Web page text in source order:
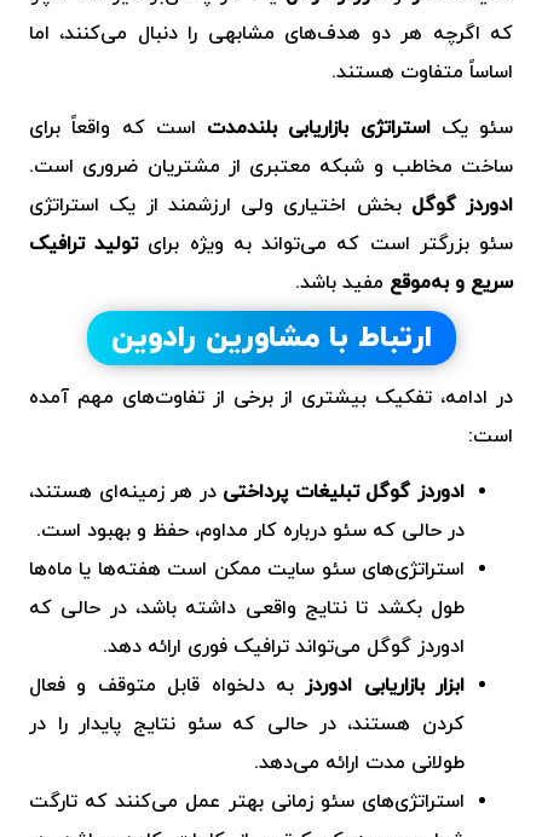
که اگرچه هر دو هدف‌های مشابهی را دنبال می‌کنند، اما
اساساً متفاوت هستند.
سئو یک استراتژی بازاریابی بلندمدت است که واقعاً برای
ساخت مخاطب و شبکه معتبری از مشتریان ضروری است.
ادوردز گوگل بخش اختیاری ولی ارزشمند از یک استراتژی
سئو بزرگتر است که می‌تواند به ویژه برایتولید ترافیک
سریع و به‌موقع مفید باشد.
ارتباط با مشاورین رادوین
در ادامه، تفکیک بیشتری از برخی از تفاوت‌های مهم آمده
است:
ادوردز گوگل تبلیغات پرداختی در هر زمینه‌ای هستند،
در حالی که سئو درباره کار مداوم، حفظ و بهبود است.
استراتژی‌هایسئو سایت ممکن است هفته‌ها یا ماه‌ها
طول بکشد تا نتایج واقعی داشته باشد، در حالی که
ادوردز گوگل می‌تواند ترافیک فوری ارائه دهد.
ابزار بازاریابی ادوردزبه دلخواه قابل متوقف و فعال
کردن هستند، در حالی که سئو نتایج پایدار را در
طولانی مدت ارائه می‌دهد.
استراتژی‌های سئو زمانی بهتر عمل می‌کنند که تارگت